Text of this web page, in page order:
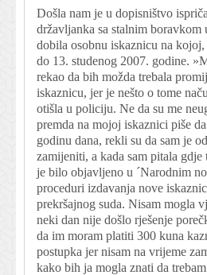
Došla nam je u dopisništvo
državljanka sa stalnim boravkom
dobila osobnu iskaznicu na
do 13. studenog 2007. godine.
rekao da bih možda trebala
iskaznicu, jer je nešto o tome
otišla u policiju. Ne da su me
premda na mojoj iskaznici piše
godinu dana, rekli su da sam je
zamijeniti, a kada sam pitala
je bilo objavljeno u ´Narodnim
proceduri izdavanja nove
prekršajnog suda. Nisam mogla
neki dan nije došlo rješenje
da im moram platiti 300 kuna
postupka jer nisam na vrijeme
kako bih ja mogla znati da